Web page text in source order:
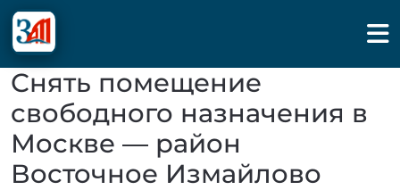
Снять помещение
свободного назначения в
Москве — район
Восточное Измайлово